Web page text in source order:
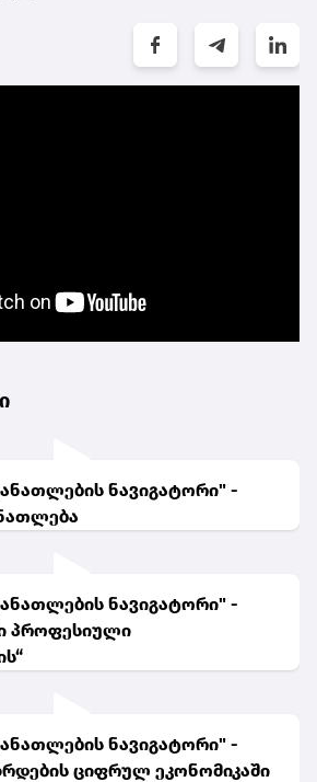
ნავიგატორი" -
ნავიგატორი" -
პროფესიული
ნავიგატორი" -
ციფრულ ეკონომიკაში